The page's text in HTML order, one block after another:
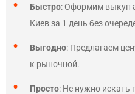
Быстро: Оформим выкуп
Киев за 1 день без
Выгодно: Предлагаем
к рыночной.
Просто: Не нужно искать